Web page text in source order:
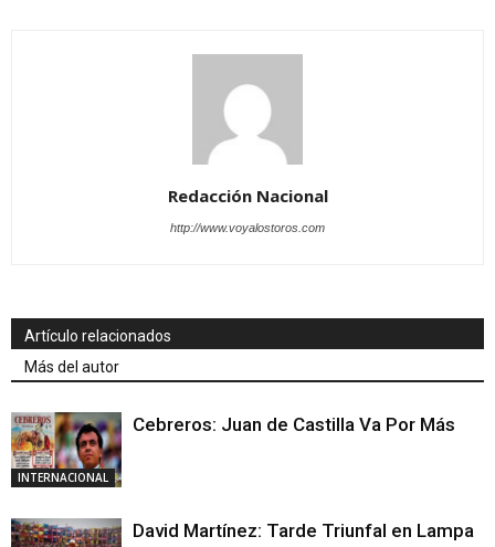
Redacción Nacional
http://www.voyalostoros.com
Artículo relacionados
Más del autor
INTERNACIONAL
Cebreros: Juan de Castilla Va Por Más
David Martínez: Tarde Triunfal en Lampa